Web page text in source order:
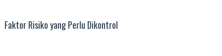
Faktor Risiko yang Perlu Dikontrol